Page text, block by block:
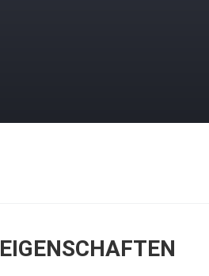
EIGENSCHAFTEN